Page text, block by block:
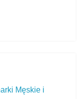
Męskie i